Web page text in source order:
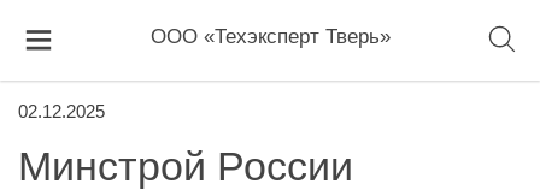
ООО «Техэксперт Тверь»
02.12.2025
Минстрой России